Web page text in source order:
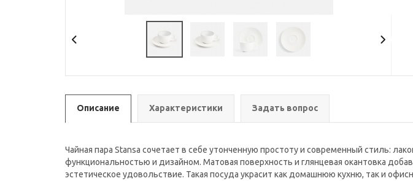
Описание Характеристики Задать вопрос
Чайная пара Stansa сочетает в себе утонченную простоту и современный стиль:
функциональностью и дизайном. Матовая поверхность и глянцевая окантовка
эстетическое удовольствие. Такая посуда украсит как домашнюю кухню, так и